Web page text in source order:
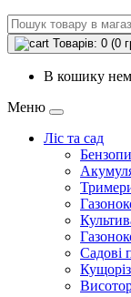
Товарів: 0 (0
В кошику
Меню
Ліс та сад
Садові